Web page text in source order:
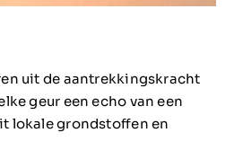
uit de aantrekkingskracht
geur een echo van een
lokale grondstoffen en